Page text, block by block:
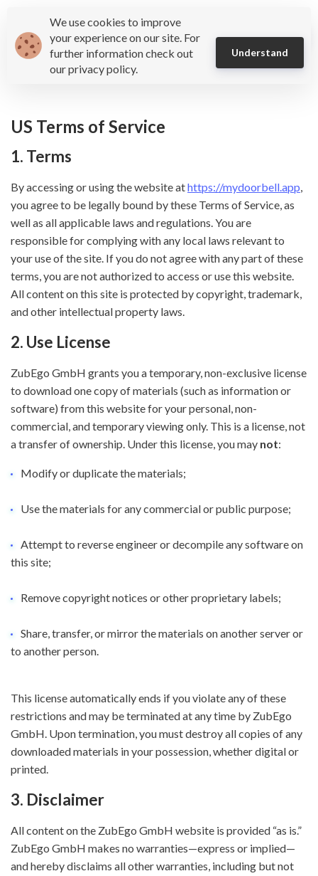
Mydoorbell
US Terms of Service
1. Terms
By accessing or using the website athttps://mydoorbell.app,
you agree to be legally bound by these Terms of Service, as
well as all applicable laws and regulations. You are
responsible for complying with any local laws relevant to
your use of the site. If you do not agree with any part of these
terms, you are not authorized to access or use this website.
All content on this site is protected by copyright, trademark,
and other intellectual property laws.
2. Use License
ZubEgo GmbH grants you a temporary, non-exclusive license
to download one copy of materials (such as information or
software) from this website for your personal, non-
commercial, and temporary viewing only. This is a license, not
a transfer of ownership. Under this license, you may not:
Modify or duplicate the materials;
Use the materials for any commercial or public purpose;
Attempt to reverse engineer or decompile any software on
this site;
Remove copyright notices or other proprietary labels;
Share, transfer, or mirror the materials on another server or
to another person.
This license automatically ends if you violate any of these
restrictions and may be terminated at any time by ZubEgo
GmbH. Upon termination, you must destroy all copies of any
downloaded materials in your possession, whether digital or
printed.
3. Disclaimer
All content on the ZubEgo GmbH website is provided “as is.”
ZubEgo GmbH makes no warranties—express or implied—
and hereby disclaims all other warranties, including but not
We use cookies to improve
your experience on our site. For
further information check out
our privacy policy.
Understand